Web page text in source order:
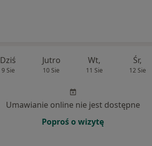
Dziś
9 Sie
Jutro
10 Sie
Wt,
11 Sie
Śr,
12 Sie
Umawianie online nie jest dostępne
Poproś o wizytę